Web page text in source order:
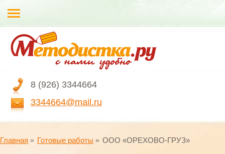
8 (926) 3344664
3344664@mail.ru
Главная Готовые работы ООО «ОРЕХОВО-ГРУЗ»